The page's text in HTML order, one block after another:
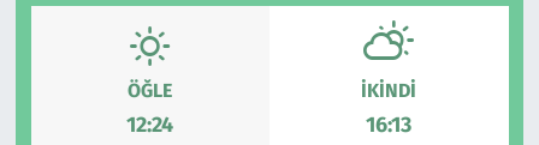
ÖĞLE
12:24
İKINDI
16:13
Şarköy